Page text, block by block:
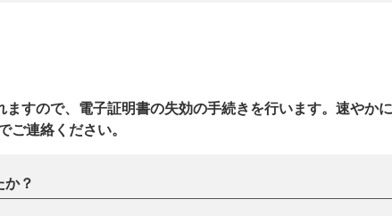
すので、電子証明書の失効の手続きを行います。速やか
ご連絡ください。
？